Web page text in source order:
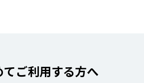
てご利用する方へ